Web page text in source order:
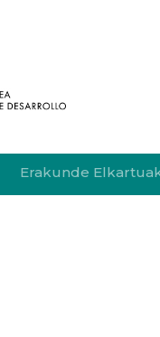
Erakunde